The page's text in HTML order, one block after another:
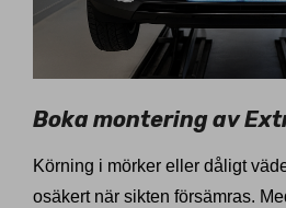
Boka montering av
Körning i mörker eller dåligt
osäkert när sikten försämras.